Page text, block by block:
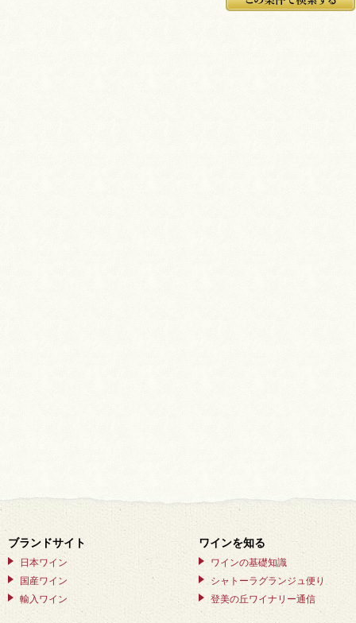
ブランドサイト
日本ワイン
国産ワイン
輸入ワイン
ワインを知る
ワインの基礎知識
シャトーラグランジュ便り
登美の丘ワイナリー通信